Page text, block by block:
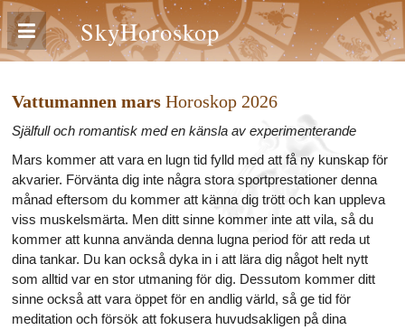
SkyHoroskop
Vattumannen mars Horoskop 2026
Själfull och romantisk med en känsla av experimenterande
Mars kommer att vara en lugn tid fylld med att få ny kunskap för
akvarier. Förvänta dig inte några stora sportprestationer denna
månad eftersom du kommer att känna dig trött och kan uppleva
viss muskelsmärta. Men ditt sinne kommer inte att vila, så du
kommer att kunna använda denna lugna period för att reda ut
dina tankar. Du kan också dyka in i att lära dig något helt nytt
som alltid var en stor utmaning för dig. Dessutom kommer ditt
sinne också att vara öppet för en andlig värld, så ge tid för
meditation och försök att fokusera huvudsakligen på dina